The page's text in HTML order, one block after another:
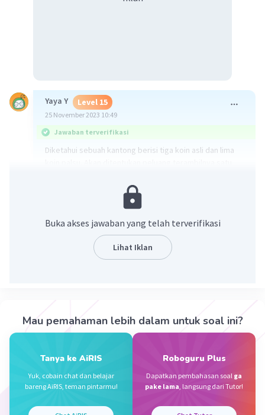
Yaya Y Level 15
25 November 2023 10:49
Jawaban terverifikasi
Diketahui sebuah kantong berisi tiga koin asli dan lima
Misal A adalah kejadian terambilnya 1 koin asli dan 1 koin
palsu sehingga diperoleh:
n(A) = C(3, 1) × C(5, 1)
= (3! / 1! (3-1)! ) × (5! / 1! (5-1)!)
= (3. 2! / 1. 2!) × (5. 4! / 1. 4!)
= 8! / 2! (8-2)!
= 56/2
= 28
Buka akses jawaban yang telah terverifikasi
Lihat Iklan
Mau pemahaman lebih dalam untuk soal ini?
Tanya ke AiRIS
Yuk, cobain chat dan belajar
bareng AiRIS, teman pintarmu!
Roboguru Plus
Dapatkan pembahasan soal ga
pake lama, langsung dari Tutor!